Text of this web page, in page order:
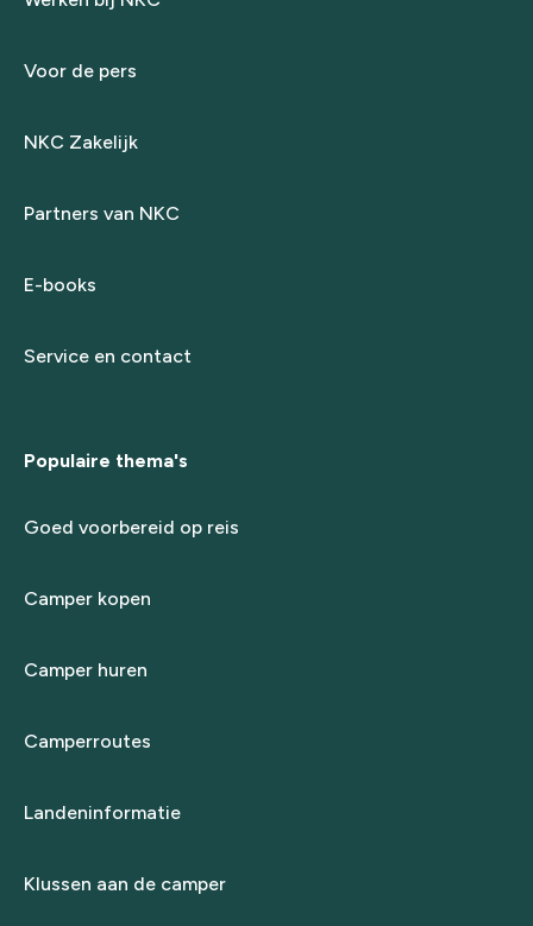
Voor de pers
NKC Zakelijk
Partners van NKC
E-books
Service en contact
Populaire thema's
Goed voorbereid op reis
Camper kopen
Camper huren
Camperroutes
Landeninformatie
Klussen aan de camper